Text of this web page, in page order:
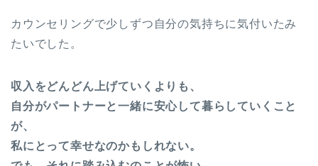
カウンセリングで少しずつ自分の気持ちに気付いたみ
たいでした。
収入をどんどん上げていくよりも、
自分がパートナーと一緒に安心して暮らしていくこと
が、
私にとって幸せなのかもしれない。